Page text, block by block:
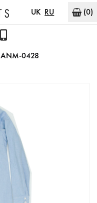
UK RU (0)
ANM-0428